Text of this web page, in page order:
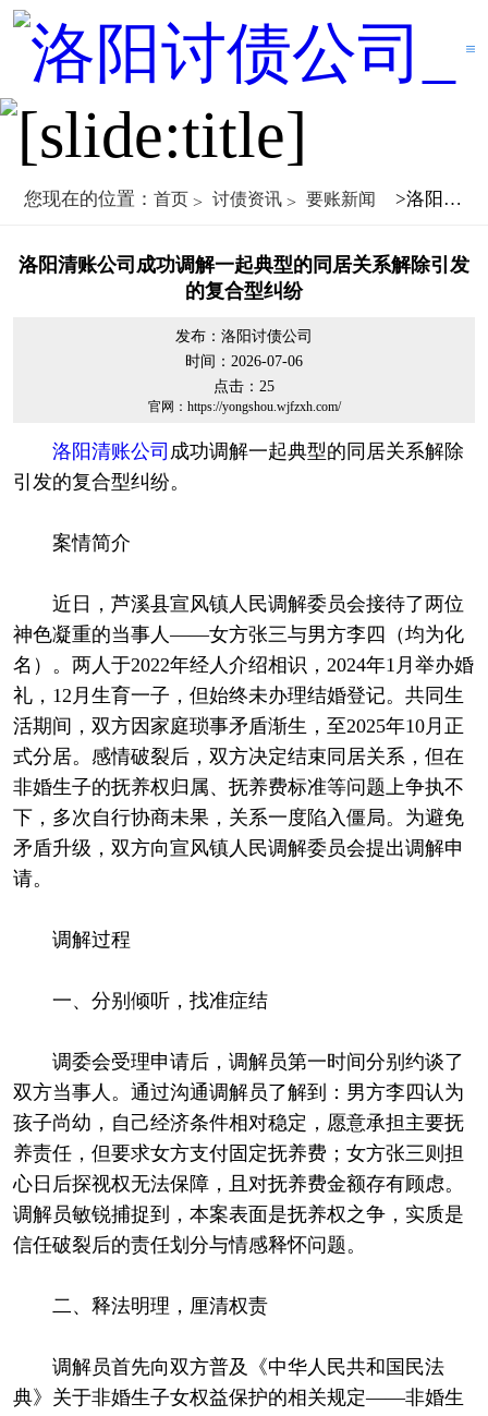
您现在的位置： 首页 讨债资讯 要账新闻 >洛阳清账公司成功调解一起典型的同居关系解除引发的复合型纠纷
洛阳清账公司成功调解一起典型的同居关系解除引发
的复合型纠纷
发布：洛阳讨债公司
时间：2026-07-06
点击： 25
官网：https://yongshou.wjfzxh.com/
洛阳清账公司 成功调解一起典型的同居关系解除
引发的复合型纠纷。
案情简介
近日，芦溪县宣风镇人民调解委员会接待了两位
神色凝重的当事人——女方张三与男方李四（均为化
名）。两人于2022年经人介绍相识，2024年1月举办婚
礼，12月生育一子，但始终未办理结婚登记。共同生
活期间，双方因家庭琐事矛盾渐生，至2025年10月正
式分居。感情破裂后，双方决定结束同居关系，但在
非婚生子的抚养权归属、抚养费标准等问题上争执不
下，多次自行协商未果，关系一度陷入僵局。为避免
矛盾升级，双方向宣风镇人民调解委员会提出调解申
请。
调解过程
一、分别倾听，找准症结
调委会受理申请后，调解员第一时间分别约谈了
双方当事人。通过沟通调解员了解到：男方李四认为
孩子尚幼，自己经济条件相对稳定，愿意承担主要抚
养责任，但要求女方支付固定抚养费；女方张三则担
心日后探视权无法保障，且对抚养费金额存有顾虑。
调解员敏锐捕捉到，本案表面是抚养权之争，实质是
信任破裂后的责任划分与情感释怀问题。
二、释法明理，厘清权责
调解员首先向双方普及《中华人民共和国民法
典》关于非婚生子女权益保护的相关规定——非婚生